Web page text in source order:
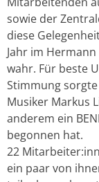
sowie der
diese
Jahr im
wahr. Für beste
Stimmung
Musiker Markus
anderem ein
begonnen hat.
22
ein paar von